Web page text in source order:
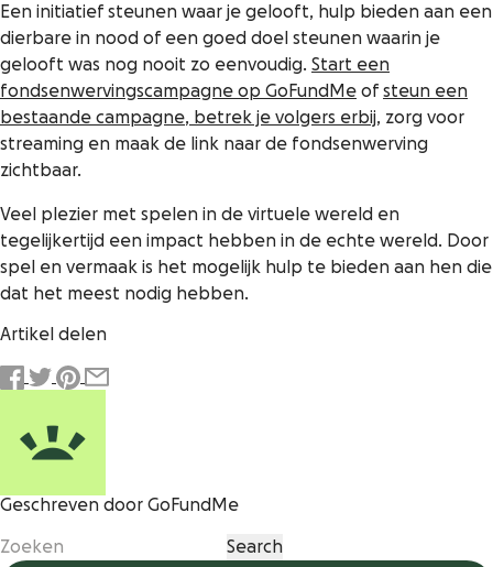
Een initiatief steunen waar je gelooft, hulp bieden aan een
dierbare in nood of een goed doel steunen waarin je
gelooft was nog nooit zo eenvoudig. Start een
fondsenwervingscampagne op GoFundMe of steun een
bestaande campagne, betrek je volgers erbij, zorg voor
streaming en maak de link naar de fondsenwerving
zichtbaar.
Veel plezier met spelen in de virtuele wereld en
tegelijkertijd een impact hebben in de echte wereld. Door
spel en vermaak is het mogelijk hulp te bieden aan hen die
dat het meest nodig hebben.
Artikel delen
Geschreven door GoFundMe